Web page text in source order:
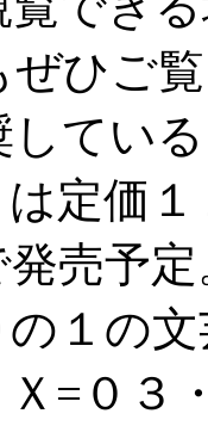
ひご
してい
は定価
売予
１の
Ｘ=０３